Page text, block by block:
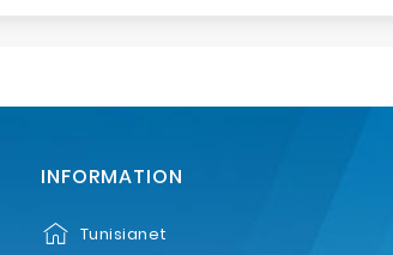
INFORMATION
Tunisianet